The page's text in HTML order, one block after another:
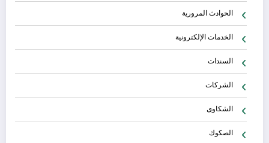
الحوادث المرورية
الخدمات الإلكترونية
السندات
الشركات
الشكاوى
الصكوك